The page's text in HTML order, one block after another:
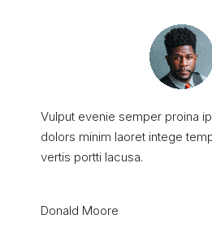
Vulput evenie semper proina
dolors minim laoret intege
vertis portti lacusa.
Donald Moore